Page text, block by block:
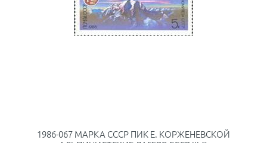
1986-067 МАРКА СССР ПИК Е. КОРЖЕНЕВСКОЙ